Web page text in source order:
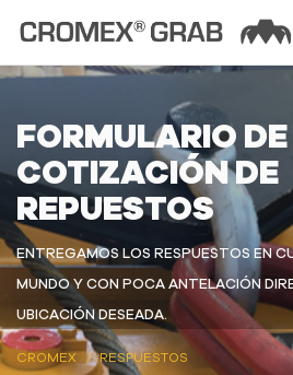
FORMULARIO DE
COTIZACIÓN DE
REPUESTOS
ENTREGAMOS LOS RESPUESTOS EN
MUNDO Y CON POCA ANTELACIÓN
UBICACIÓN DESEADA.
CROMEX RESPUESTOS